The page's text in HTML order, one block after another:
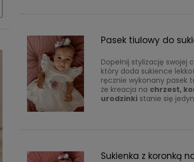
Pasek tiulowy do
Dopełnij stylizację
który doda sukience
ręcznie wykonany pasek
że kreacja na chrzest,
urodzinki stanie się
Sukienka z koronką